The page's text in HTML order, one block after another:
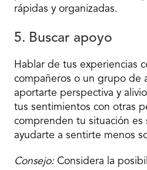
rápidas y organizadas.
5. Buscar apoyo
Hablar de tus experiencias
compañeros o un grupo de
aportarte perspectiva y
tus sentimientos con otras
comprenden tu situación es
ayudarte a sentirte menos
Consejo:Considera la